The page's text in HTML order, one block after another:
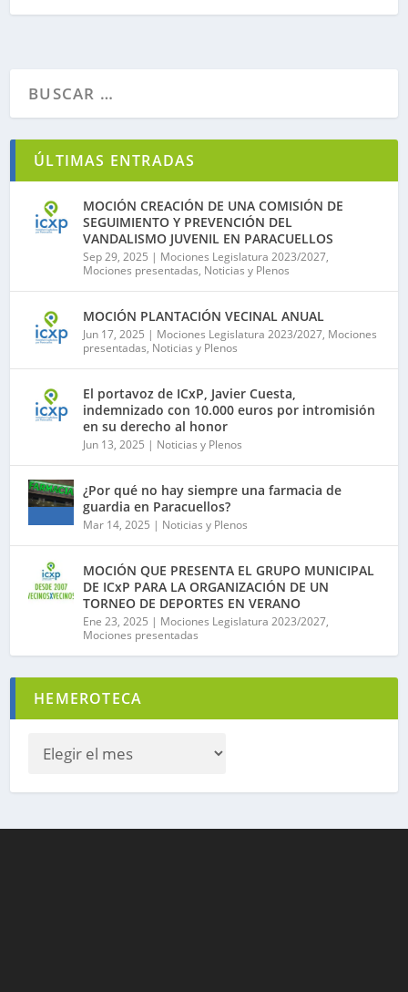
ÚLTIMAS ENTRADAS
MOCIÓN CREACIÓN DE UNA COMISIÓN DE
SEGUIMIENTO Y PREVENCIÓN DEL
VANDALISMO JUVENIL EN PARACUELLOS
Sep 29, 2025 | Mociones Legislatura 2023/2027,
Mociones presentadas, Noticias y Plenos
MOCIÓN PLANTACIÓN VECINAL ANUAL
Jun 17, 2025 | Mociones Legislatura 2023/2027, Mociones
presentadas, Noticias y Plenos
El portavoz de ICxP, Javier Cuesta,
indemnizado con 10.000 euros por intromisión
en su derecho al honor
Jun 13, 2025 | Noticias y Plenos
¿Por qué no hay siempre una farmacia de
guardia en Paracuellos?
Mar 14, 2025 | Noticias y Plenos
MOCIÓN QUE PRESENTA EL GRUPO MUNICIPAL
DE ICxP PARA LA ORGANIZACIÓN DE UN
TORNEO DE DEPORTES EN VERANO
Ene 23, 2025 | Mociones Legislatura 2023/2027,
Mociones presentadas
HEMEROTECA